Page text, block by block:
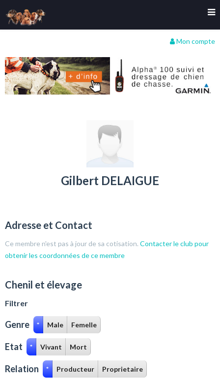
Mon compte
Gilbert DELAIGUE
Adresse et Contact
Ce membre n'est pas à jour de sa cotisation. Contacter le club pour
obtenir les coordonnées de ce membre
Chenil et élevage
Filtrer
Genre * Male Femelle
Etat * Vivant Mort
Relation * Producteur Proprietaire